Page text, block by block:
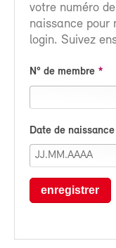
votre numéro
naissance pour
login. Suivez
N° de membre
Date de naissance
enregistrer